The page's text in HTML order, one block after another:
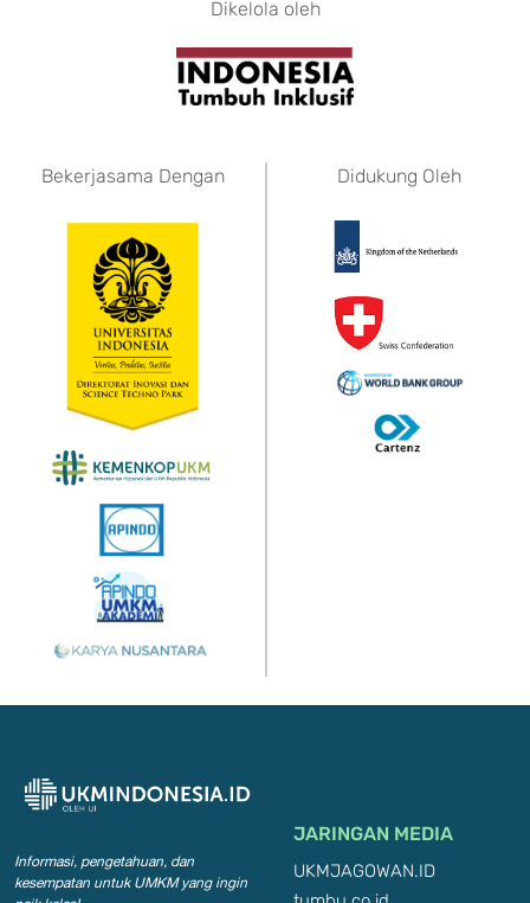
Dikelola oleh
Bekerjasama Dengan Didukung Oleh
Informasi, pengetahuan, dan
kesempatan untuk UMKM yang ingin
JARINGAN MEDIA
UKMJAGOWAN.ID